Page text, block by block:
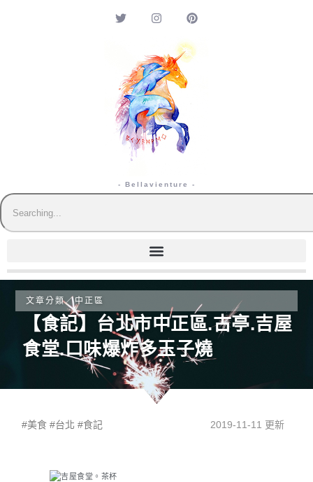
- Bellavienture -
文章分類／中正區
【食記】台北市中正區.古亭.吉屋
食堂.口味爆炸多玉子燒
#美食 #台北 #食記 2019-11-11 更新